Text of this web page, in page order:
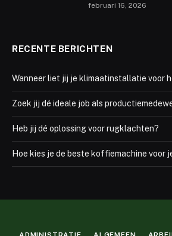
februari 16, 2026
RECENTE BERICHTEN
Wanneer liet jij je klimaatinstallatie voor
Zoek jij dé ideale job als
Heb jij dé oplossing voor rugklachten?
Hoe kies je de beste koffiemachine voor